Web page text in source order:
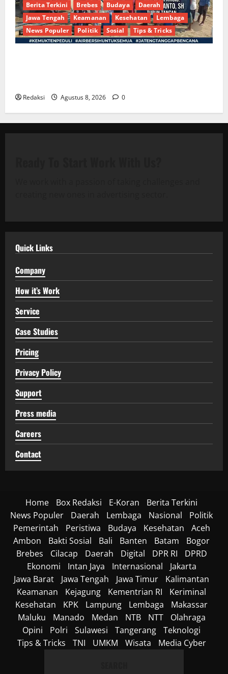
Berita Terkini Brebes Budaya
Daerah
Jawa Tengah
Keamanan Kesehatan
Lembaga
News Populer
Politik Sosial Tips & Tricks
Redaksi Agustus 8, 2026 0
Quick Links
Company
How it’s Work
Service
Case Studies
Pricing
Privacy Policy
Support
Press media
Careers
Contact
Home Box Redaksi E-Koran
Berita Terkini
News Populer
Daerah Lembaga Nasional
Politik
Pemerintah
Peristiwa Budaya Kesehatan
Aceh
Ambon
Bakti Sosial Bali Banten Batam
Bogor
Brebes
Cilacap Daerah Digital DPR RI
DPRD
Ekonomi
Intan Jaya Internasional
Jakarta
Jawa Barat
Jawa Tengah Jawa Timur
Kalimantan
Keamanan
Kejagung Kementrian RI
Keriminal
Kesehatan
KPK Lampung Lembaga
Makassar
Maluku
Manado Medan NTB NTT
Olahraga
Opini
Polri Sulawesi Tangerang
Teknologi
Tips & Tricks
TNI UMKM Wisata Media Cyber